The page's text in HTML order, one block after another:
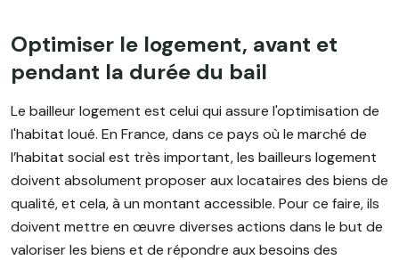
Optimiser le logement, avant et
pendant la durée du bail
Le bailleur logement est celui qui assure l'optimisation de
l'habitat loué. En France, dans ce pays où le marché de
l’habitat social est très important, les bailleurs logement
doivent absolument proposer aux locataires des biens de
qualité, et cela, à un montant accessible. Pour ce faire, ils
doivent mettre en œuvre diverses actions dans le but de
valoriser les biens et de répondre aux besoins des